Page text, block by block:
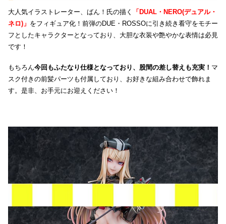
大人気イラストレーター、ばん！氏の描く
「DUAL・NERO(デュアル・
ネロ)」 をフィギュア化！前弾のDUE・ROSSOに引き続き看守をモチー
フとしたキャラクターとなっており、大胆な衣装や艶やかな表情は必見
です！
もちろん今回もふたなり仕様となっており、股間の差し替えも充実！ マ
スク付きの前髪パーツも付属しており、お好きな組み合わせで飾れま
す。是非、お手元にお迎えください！